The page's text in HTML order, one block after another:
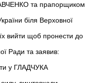
та прапорщиком
біля Верховної
вийти щоб пронести до
Ради та заявив:
у ГЛАДЧУКА